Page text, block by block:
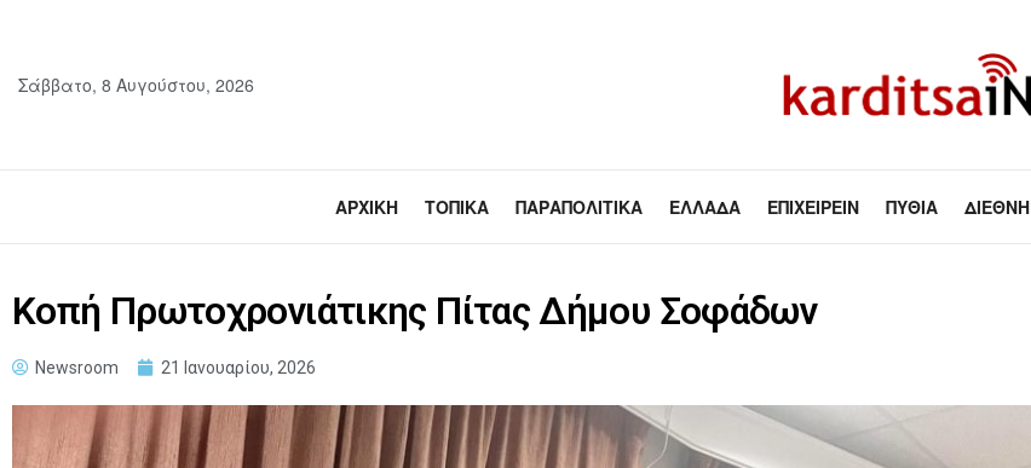
Σάββατο, 8 Αυγούστου, 2026
ΑΡΧΙΚΉ ΤΟΠΙΚΆ ΠΑΡΑΠΟΛΙΤΙΚΆ ΕΛΛΆΔΑ ΕΠΙΧΕΙΡΕΊΝ ΠΥΘΊΑ ΔΙΕΘΝΉ
Κοπή Πρωτοχρονιάτικης Πίτας Δήμου Σοφάδων
Newsroom 21 Ιανουαρίου, 2026